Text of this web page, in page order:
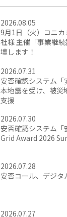
2026.08.05
9月1日（火）コニ
社様 主催「事業継
壇します！
2026.07.31
安否確認システム
本地震を受け、被災
支援
2026.07.30
安否確認システム
Grid Award 2026
2026.07.28
安否コール、デジタ
2026.07.27